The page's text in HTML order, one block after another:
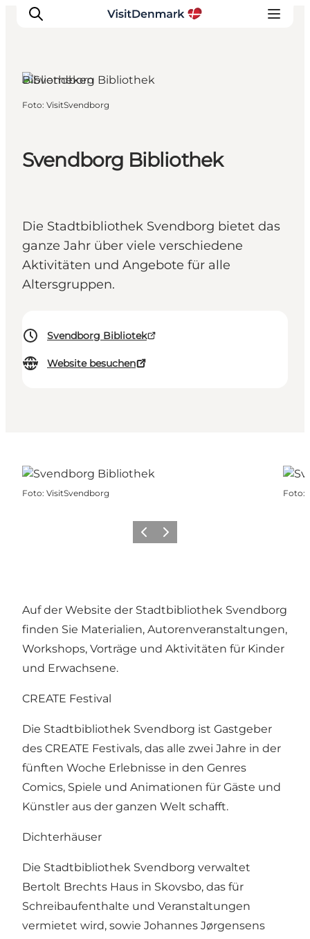
Erlebnisse
Svendborg Bibliothek
Die Stadtbibliothek Svendborg bietet das
ganze Jahr über viele verschiedene
Aktivitäten und Angebote für alle
Altersgruppen.
Svendborg Bibliotek
Website besuchen
Bibliotheken
Foto: VisitSvendborg
Foto: VisitSvendborg Foto:
ZurückWeiter
Auf der Website der Stadtbibliothek Svendborg
finden Sie Materialien, Autorenveranstaltungen,
Workshops, Vorträge und Aktivitäten für Kinder
und Erwachsene.
CREATE Festival
Die Stadtbibliothek Svendborg ist Gastgeber
des CREATE Festivals, das alle zwei Jahre in der
fünften Woche Erlebnisse in den Genres
Comics, Spiele und Animationen für Gäste und
Künstler aus der ganzen Welt schafft.
Dichterhäuser
Die Stadtbibliothek Svendborg verwaltet
Bertolt Brechts Haus in Skovsbo, das für
Schreibaufenthalte und Veranstaltungen
vermietet wird, sowie Johannes Jørgensens